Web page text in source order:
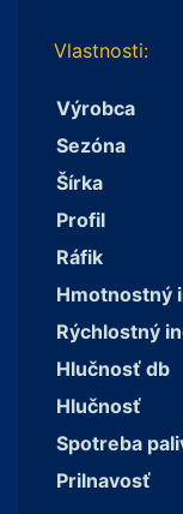
Vlastnosti:
Výrobca
Sezóna
Šírka
Profil
Ráfik
Hmotnostný
Rýchlostný
Hlučnosť db
Hlučnosť
Spotreba
Prilnavosť